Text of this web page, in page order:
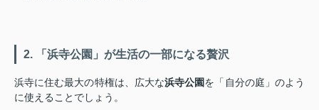
2. 「浜寺公園」が生活の一部になる贅沢
浜寺に住む最大の特権は、広大な浜寺公園を「自分の庭」のよう
に使えることでしょう。